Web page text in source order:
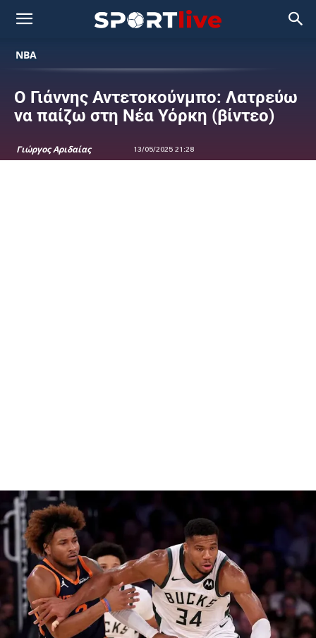
NBA
Ο Γιάννης Αντετοκούνμπο: Λατρεύω
να παίζω στη Νέα Υόρκη (βίντεο)
Γιώργος Αριδαίας 13/05/2025 21:28